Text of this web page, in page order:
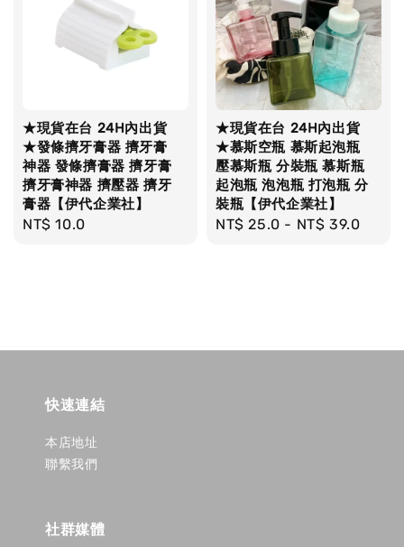
★現貨在台 24H內出貨
★發條擠牙膏器 擠牙膏
神器 發條擠膏器 擠牙膏
擠牙膏神器 擠壓器 擠牙
膏器【伊代企業社】
Regular
NT$ 10.0
★現貨在台 24H內出貨
★慕斯空瓶 慕斯起泡瓶
壓慕斯瓶 分裝瓶 慕斯瓶
起泡瓶 泡泡瓶 打泡瓶 分
裝瓶【伊代企業社】
Regular
NT$ 25.0 - NT$ 39.0
快速連結
本店地址
聯繫我們
社群媒體